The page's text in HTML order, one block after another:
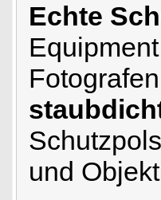
Echte
und